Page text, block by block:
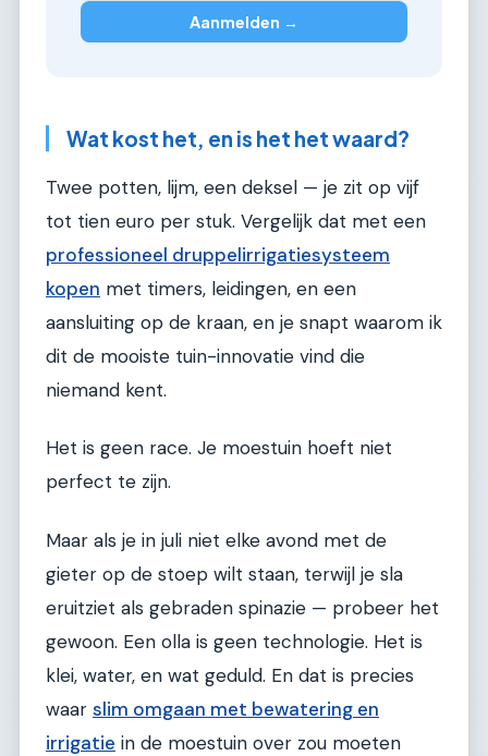
Aanmelden →
Wat kost het, en is het het waard?
Twee potten, lijm, een deksel — je zit op vijf
tot tien euro per stuk. Vergelijk dat met een
professioneel druppelirrigatiesysteem
kopen met timers, leidingen, en een
aansluiting op de kraan, en je snapt waarom ik
dit de mooiste tuin-innovatie vind die
niemand kent.
Het is geen race. Je moestuin hoeft niet
perfect te zijn.
Maar als je in juli niet elke avond met de
gieter op de stoep wilt staan, terwijl je sla
eruitziet als gebraden spinazie — probeer het
gewoon. Een olla is geen technologie. Het is
klei, water, en wat geduld. En dat is precies
waar slim omgaan met bewatering en
irrigatie in de moestuin over zou moeten